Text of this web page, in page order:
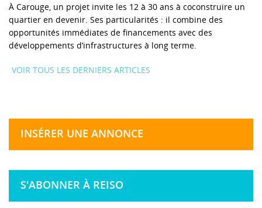
À Carouge, un projet invite les 12 à 30 ans à coconstruire un
quartier en devenir. Ses particularités : il combine des
opportunités immédiates de financements avec des
développements d’infrastructures à long terme.
VOIR TOUS LES DERNIERS ARTICLES
INSÉRER UNE ANNONCE
S'ABONNER À REISO